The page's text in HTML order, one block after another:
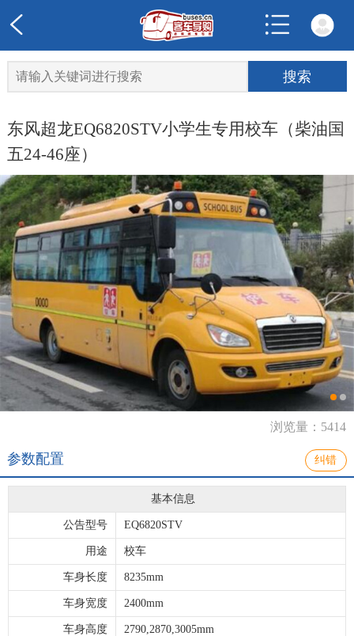
东风超龙EQ6820STV小学生专用校车（柴油国
五24-46座）
浏览量：5414
参数配置 纠错
基本信息
公告型号 EQ6820STV
用途 校车
车身长度 8235mm
车身宽度 2400mm
车身高度 2790,2870,3005mm